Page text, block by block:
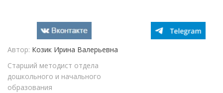
Автор: Козик Ирина Валерьевна
Старший методист отдела
дошкольного и начального
образования